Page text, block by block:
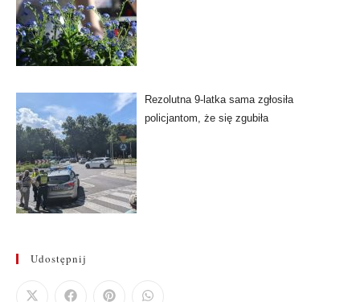
Rezolutna 9-latka sama zgłosiła
policjantom, że się zgubiła
Udostępnij